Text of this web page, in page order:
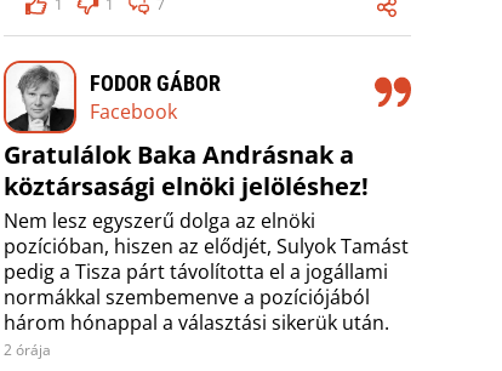
1
1 7
FODOR GÁBOR
Facebook
Gratulálok Baka Andrásnak a
köztársasági elnöki jelöléshez!
Nem lesz egyszerű dolga az elnöki
pozícióban, hiszen az elődjét, Sulyok Tamást
pedig a Tisza párt távolította el a jogállami
normákkal szembemenve a pozíciójából
három hónappal a választási sikerük után.
2 órája